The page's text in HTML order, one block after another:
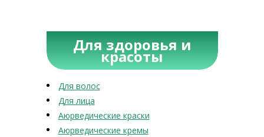
Для здоровья и
красоты
Для волос
Для лица
Аюрведические краски
Аюрведические кремы